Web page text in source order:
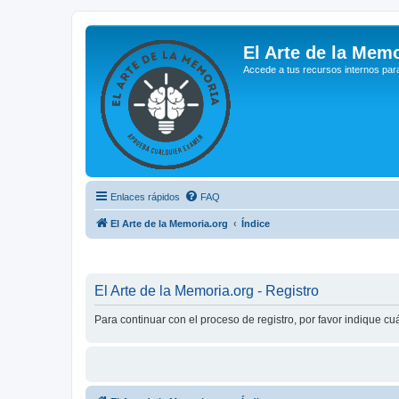
El Arte de la
Accede a tus recursos internos
Enlaces rápidos FAQ
El Arte de la Memoria.org Índice
El Arte de la Memoria.org - Registro
Para continuar con el proceso de registro, por favor indique